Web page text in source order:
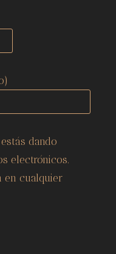
dando
electrónicos.
en cualquier